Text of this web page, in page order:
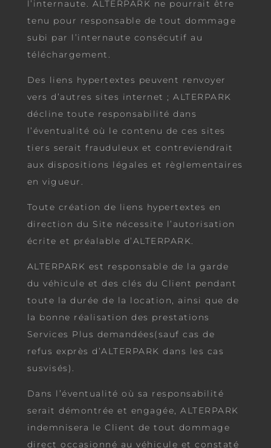
l’internaute. ALTERPARK ne pourrait être
tenu pour responsable de tout dommage
subi par l’internaute consécutif au
téléchargement.
Des liens hypertextes peuvent renvoyer
vers d’autres sites internet ; ALTERPARK
décline toute responsabilité dans
l’éventualité où le contenu de ces sites
tiers serait frauduleux et contreviendrait
aux dispositions légales et règlementaires
en vigueur.
Toute création de liens hypertextes en
direction du Site nécessite l’autorisation
écrite et préalable d’ALTERPARK.
ALTERPARK est responsable de la garde
du véhicule et des clés du Client pendant
toute la durée de la location, ainsi que de
la bonne réalisation des prestations
Services Plus demandées(sauf cas de
refus exprès d’ALTERPARK dans les cas
susvisés).
Dans l’éventualité où sa responsabilité
serait démontrée et engagée, ALTERPARK
indemnisera le Client de tout dommage
direct occasionné au véhicule et constaté